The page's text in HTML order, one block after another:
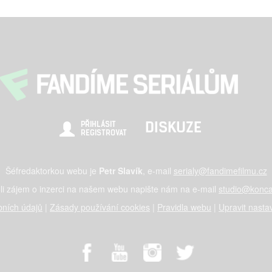
PŘIHLÁSIT
REGISTROVAT
DISKUZE
Šéfredaktorkou webu je Petr Slavík, e-mail serialy@fandimefilmu.cz
zájem o inzerci na našem webu napište nám na e-mail
údajů
Zásady používání cookies Pravidla webu Upravit